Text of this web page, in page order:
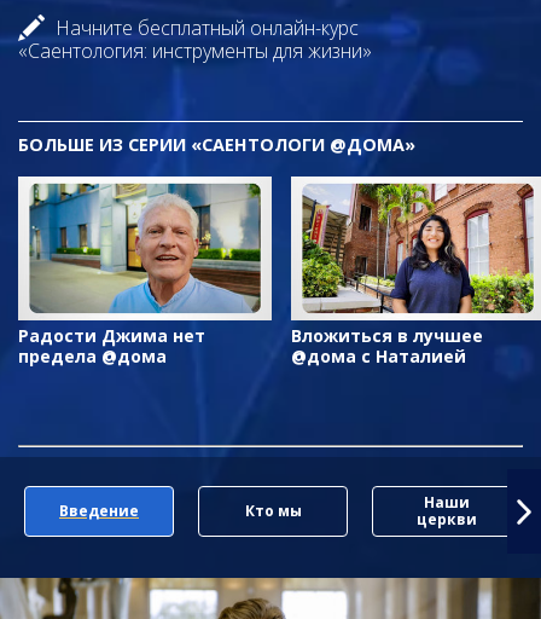
Начните бесплатный онлайн-курс
«Саентология: инструменты для жизни»
БОЛЬШЕ ИЗ СЕРИИ «САЕНТОЛОГИ @ДОМА»
Радости Джима нет
предела @дома
Вложиться в лучшее
@дома с Наталией
Введение Кто мы
Наши
церкви